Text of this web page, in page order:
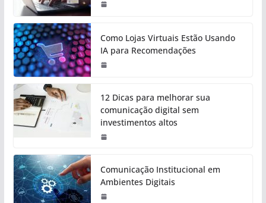
Como Lojas Virtuais Estão Usando
IA para Recomendações
12 Dicas para melhorar sua
comunicação digital sem
investimentos altos
Comunicação Institucional em
Ambientes Digitais